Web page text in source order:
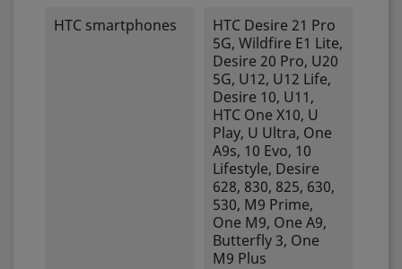
HTC smartphones
HTC Desire 21 Pro
5G, Wildfire E1 Lite,
Desire 20 Pro, U20
5G, U12, U12 Life,
Desire 10, U11,
HTC One X10, U
Play, U Ultra, One
A9s, 10 Evo, 10
Lifestyle, Desire
628, 830, 825, 630,
530, M9 Prime,
One M9, One A9,
Butterfly 3, One
M9 Plus